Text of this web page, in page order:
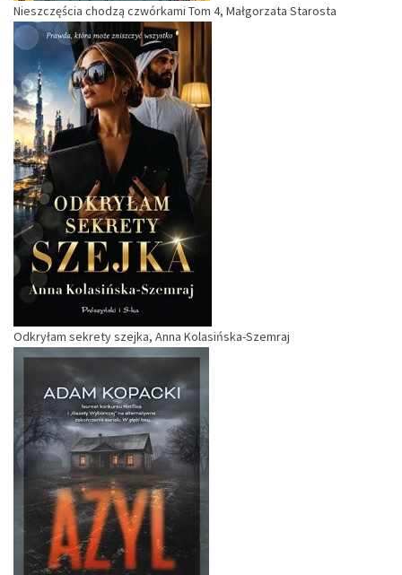
Nieszczęścia chodzą czwórkami Tom 4, Małgorzata Starosta
Odkryłam sekrety szejka, Anna Kolasińska-Szemraj